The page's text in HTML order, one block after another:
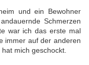
und ein Bewohner
Schmerzen
war ich das erste mal
immer auf der anderen
mich geschockt.